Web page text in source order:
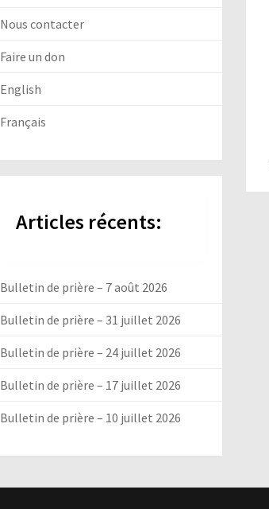
Nous contacter
Faire un don
English
Français
Articles récents:
Bulletin de prière – 7 août 2026
Bulletin de prière – 31 juillet 2026
Bulletin de prière – 24 juillet 2026
Bulletin de prière – 17 juillet 2026
Bulletin de prière – 10 juillet 2026